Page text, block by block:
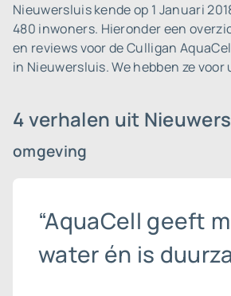
Nieuwersluis kende op 1 Januari
480 inwoners. Hieronder een
en reviews voor de Culligan
in Nieuwersluis. We hebben ze voor
4 verhalen uit
omgeving
“AquaCell geeft
water én is